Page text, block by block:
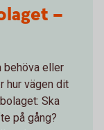
–
behöva eller
hur vägen dit
Ska
på gång?